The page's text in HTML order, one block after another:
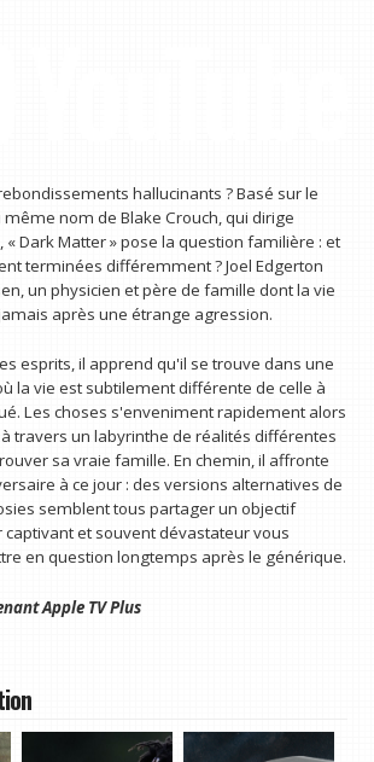
hallucinants ? Basé sur le
nom de Blake Crouch, qui dirige
Dark Matter » pose la question familière : et
terminées différemment ? Joel Edgerton
un physicien et père de famille dont la vie
après une étrange agression.
esprits, il apprend qu'il se trouve dans une
la vie est subtilement différente de celle à
Les choses s'enveniment rapidement alors
travers un labyrinthe de réalités différentes
sa vraie famille. En chemin, il affronte
à ce jour : des versions alternatives de
semblent tous partager un objectif
captivant et souvent dévastateur vous
en question longtemps après le générique.
Apple TV Plus